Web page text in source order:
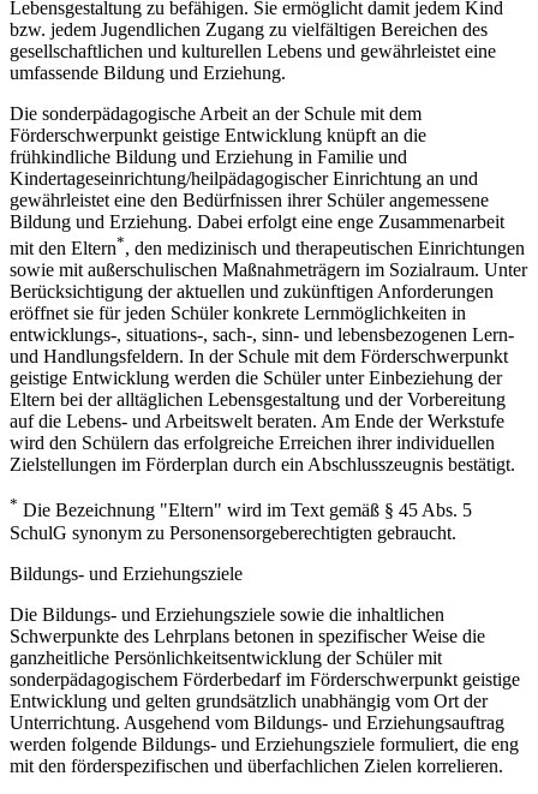
Lebensgestaltung zu befähigen. Sie ermöglicht damit jedem Kind
bzw. jedem Jugendlichen Zugang zu vielfältigen Bereichen des
gesellschaftlichen und kulturellen Lebens und gewährleistet eine
umfassende Bildung und Erziehung.
Die sonderpädagogische Arbeit an der Schule mit dem
Förderschwerpunkt geistige Entwicklung knüpft an die
frühkindliche Bildung und Erziehung in Familie und
Kindertageseinrichtung/heilpädagogischer Einrichtung an und
gewährleistet eine den Bedürfnissen ihrer Schüler angemessene
Bildung und Erziehung. Dabei erfolgt eine enge Zusammenarbeit
mit den Eltern*, den medizinisch und therapeutischen Einrichtungen
sowie mit außerschulischen Maßnahmeträgern im Sozialraum. Unter
Berücksichtigung der aktuellen und zukünftigen Anforderungen
eröffnet sie für jeden Schüler konkrete Lernmöglichkeiten in
entwicklungs-, situations-, sach-, sinn- und lebensbezogenen Lern-
und Handlungsfeldern. In der Schule mit dem Förderschwerpunkt
geistige Entwicklung werden die Schüler unter Einbeziehung der
Eltern bei der alltäglichen Lebensgestaltung und der Vorbereitung
auf die Lebens- und Arbeitswelt beraten. Am Ende der Werkstufe
wird den Schülern das erfolgreiche Erreichen ihrer individuellen
Zielstellungen im Förderplan durch ein Abschlusszeugnis bestätigt.
* Die Bezeichnung "Eltern" wird im Text gemäß § 45 Abs. 5
SchulG synonym zu Personensorgeberechtigten gebraucht.
Bildungs- und Erziehungsziele
Die Bildungs- und Erziehungsziele sowie die inhaltlichen
Schwerpunkte des Lehrplans betonen in spezifischer Weise die
ganzheitliche Persönlichkeitsentwicklung der Schüler mit
sonderpädagogischem Förderbedarf im Förderschwerpunkt geistige
Entwicklung und gelten grundsätzlich unabhängig vom Ort der
Unterrichtung. Ausgehend vom Bildungs- und Erziehungsauftrag
werden folgende Bildungs- und Erziehungsziele formuliert, die eng
mit den förderspezifischen und überfachlichen Zielen korrelieren.